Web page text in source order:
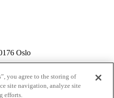
Oslo
you agree to the storing of
site navigation, analyze site
efforts.